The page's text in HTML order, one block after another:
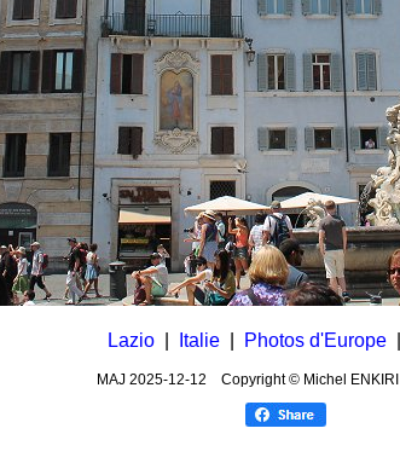
Lazio Italie Photos d'Europe
MAJ 2025-12-12 Copyright © Michel ENKIRI